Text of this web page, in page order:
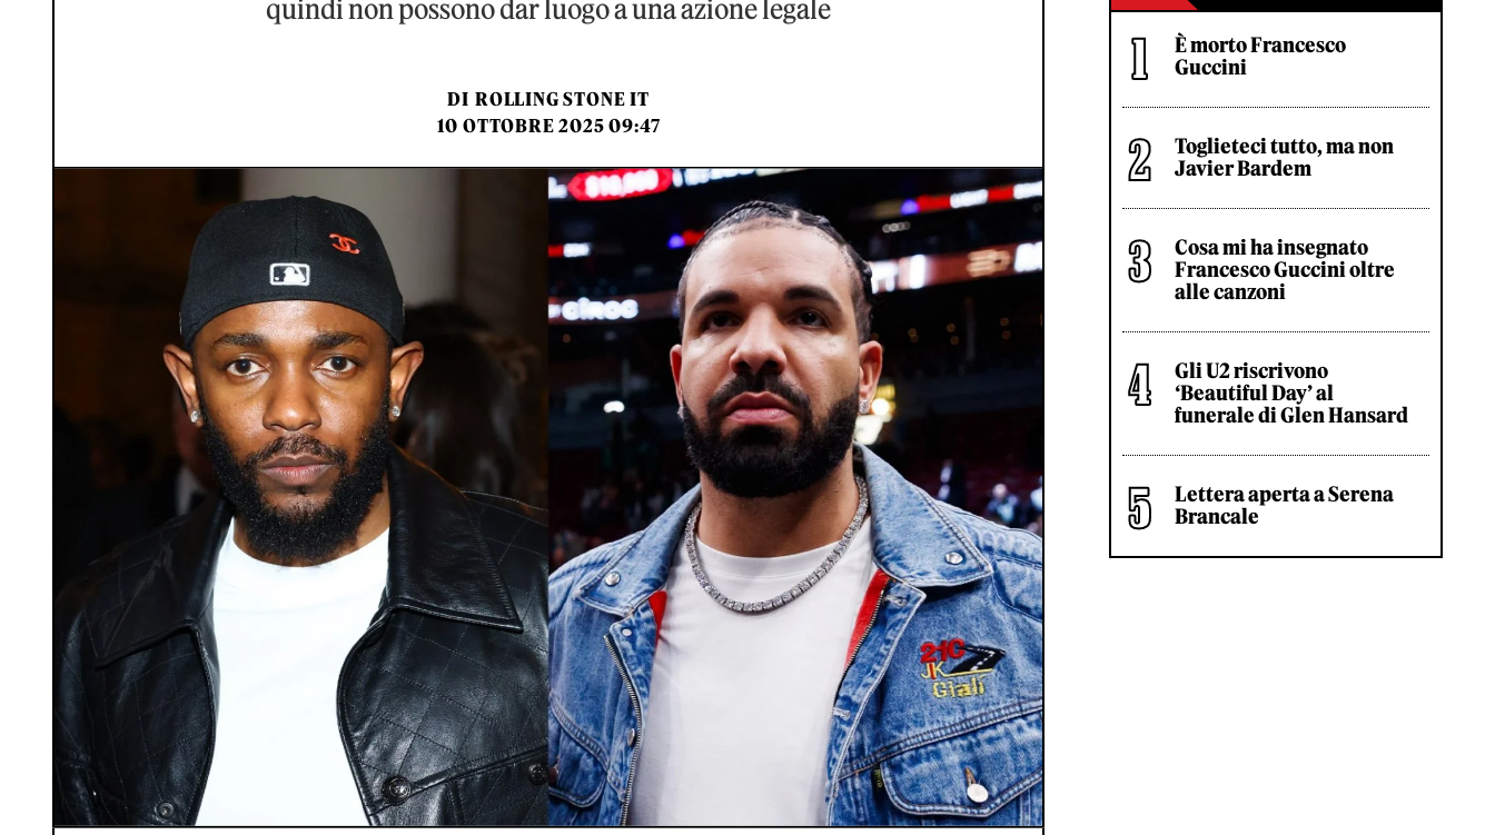
quindi non possono dar luogo a una azione legale
DI ROLLING STONE IT
10 OTTOBRE 2025 09:47
È morto Francesco
Guccini
Toglieteci tutto, ma non
Javier Bardem
Cosa mi ha insegnato
Francesco Guccini oltre
alle canzoni
Gli U2 riscrivono
‘Beautiful Day’ al
funerale di Glen Hansard
Lettera aperta a Serena
Brancale